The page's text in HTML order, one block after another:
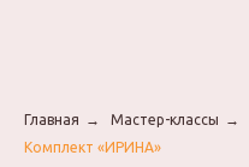
Главная → Мастер-классы →
Комплект «ИРИНА»